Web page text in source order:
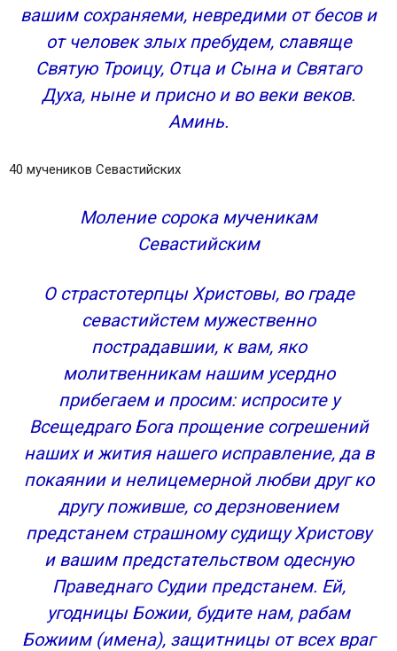
вашим сохраняеми, невредими от бесов и
от человек злых пребудем, славяще
Святую Троицу, Отца и Сына и Святаго
Духа, ныне и присно и во веки веков.
Аминь.
40 мучеников Севастийских
Моление сорока мученикам
Севастийским
О страстотерпцы Христовы, во граде
севастийстем мужественно
пострадавшии, к вам, яко
молитвенникам нашим усердно
прибегаем и просим: испросите у
Всещедраго Бога прощение согрешений
наших и жития нашего исправление, да в
покаянии и нелицемерной любви друг ко
другу поживше, со дерзновением
предстанем страшному судищу Христову
и вашим предстательством одесную
Праведнаго Судии предстанем. Ей,
угодницы Божии, будите нам, рабам
Божиим (имена), защитницы от всех враг